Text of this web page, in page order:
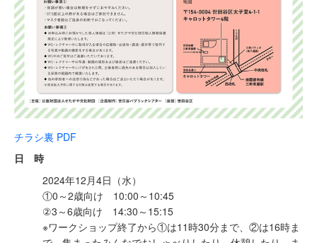
チラシ裏 PDF
日 時
2024年12月4日（水）
①0～2歳向け 10:00～10:45
②3～6歳向け 14:30～15:15
※ワークショップ終了から①は11時30分まで、②は16時ま